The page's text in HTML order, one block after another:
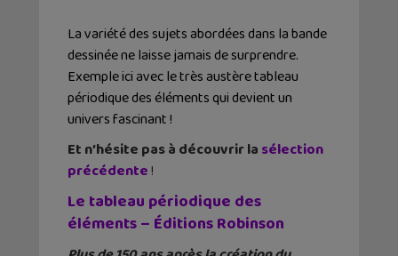
La variété des sujets abordées dans la bande
dessinée ne laisse jamais de surprendre.
Exemple ici avec le très austère tableau
périodique des éléments qui devient un
univers fascinant !
Et n’hésite pas à découvrir la sélection
précédente!
Le tableau périodique des
éléments – Éditions Robinson